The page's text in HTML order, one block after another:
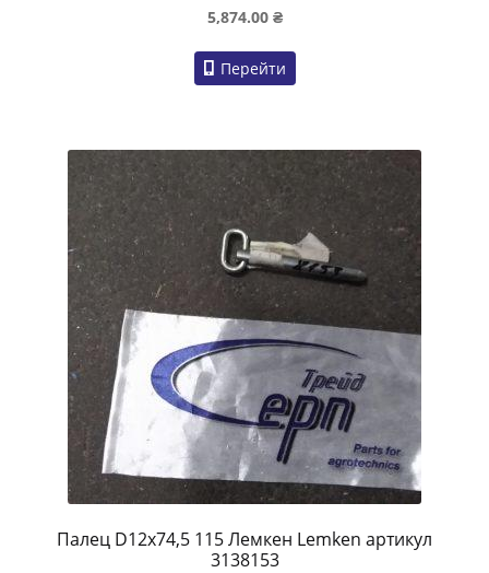
5,874.00 ₴
Перейти
Палец D12x74,5 115 Лемкен Lemken артикул
3138153